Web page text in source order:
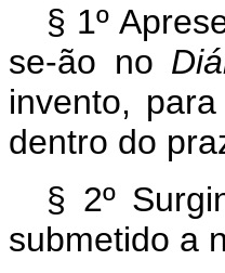
§ 1º
se-ão no
invento,
dentro do
§ 2º
submetido a